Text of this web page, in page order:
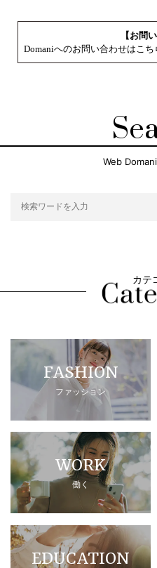
【お問
Domaniへのお問い合わせはこち
Web
カテ
FASHION
ファッション
WORK
働く
EDUCATION